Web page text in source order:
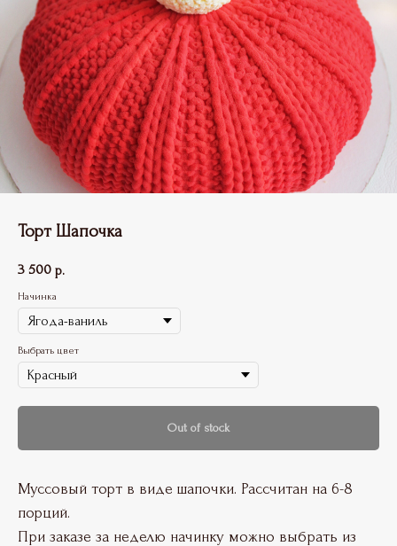
Торт Шапочка
3 500 р.
Начинка
Выбрать цвет
Out of stock
Муссовый торт в виде шапочки. Рассчитан на 6-8
порций.
При заказе за неделю начинку можно выбрать из